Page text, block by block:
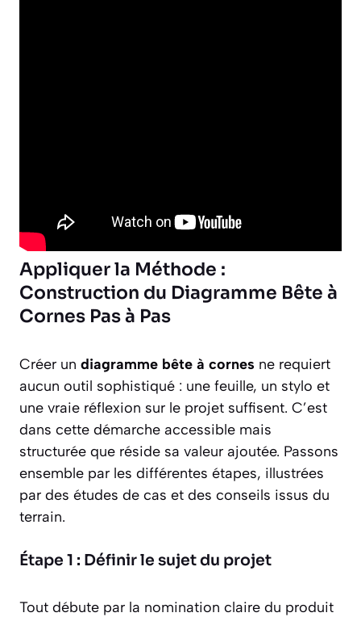
Appliquer la Méthode :
Construction du Diagramme Bête à
Cornes Pas à Pas
Créer un diagramme bête à cornes ne requiert
aucun outil sophistiqué : une feuille, un stylo et
une vraie réflexion sur le projet suffisent. C’est
dans cette démarche accessible mais
structurée que réside sa valeur ajoutée. Passons
ensemble par les différentes étapes, illustrées
par des études de cas et des conseils issus du
terrain.
Étape 1 : Définir le sujet du projet
Tout débute par la nomination claire du produit